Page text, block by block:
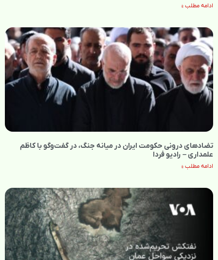
ادامه مطلب »
تضادهای درونی حکومت ایران در میانه جنگ، در گفت‌‌وگو با کاظم
علمداری – رادیو فردا
ادامه مطلب »